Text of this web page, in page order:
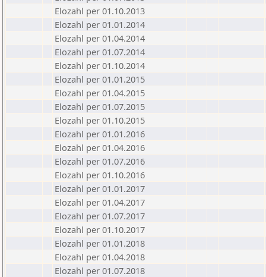
Elozahl per 01.10.2013
Elozahl per 01.01.2014
Elozahl per 01.04.2014
Elozahl per 01.07.2014
Elozahl per 01.10.2014
Elozahl per 01.01.2015
Elozahl per 01.04.2015
Elozahl per 01.07.2015
Elozahl per 01.10.2015
Elozahl per 01.01.2016
Elozahl per 01.04.2016
Elozahl per 01.07.2016
Elozahl per 01.10.2016
Elozahl per 01.01.2017
Elozahl per 01.04.2017
Elozahl per 01.07.2017
Elozahl per 01.10.2017
Elozahl per 01.01.2018
Elozahl per 01.04.2018
Elozahl per 01.07.2018